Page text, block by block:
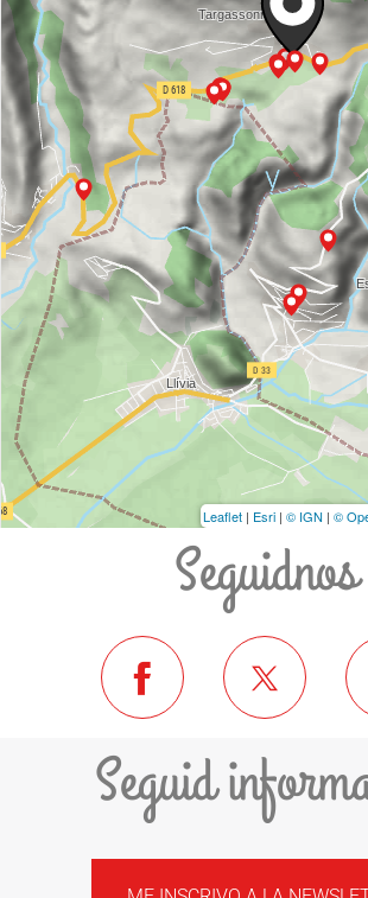
Leaflet | Esri | © IGN | ©
Seguidnos
Seguid